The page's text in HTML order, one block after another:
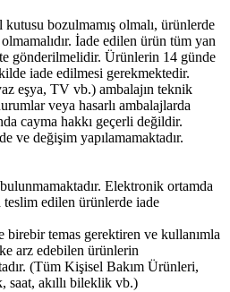
bozulmamış olmalı, ürünlerde
İade edilen ürün tüm yan
gönderilmelidir. Ürünlerin 14 günde
iade edilmesi gerekmektedir.
eşya, TV vb.) ambalajın teknik
veya hasarlı ambalajlarda
cayma hakkı geçerli değildir.
ve değişim yapılamamaktadır.
Elektronik ortamda
edilen ürünlerde iade
birebir temas gerektiren ve kullanımla
arz edebilen ürünlerin
(Tüm Kişisel Bakım Ürünleri,
saat, akıllı bileklik vb.)